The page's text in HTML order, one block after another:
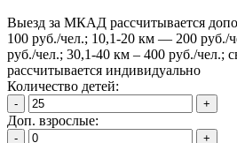
Выезд за МКАД рассчитывается
100 руб./чел.; 10,1-20 км — 200 руб./
руб./чел.; 30,1-40 км – 400 руб./чел.;
рассчитывается индивидуально
Количество детей:
- +
Доп. взрослые:
- +